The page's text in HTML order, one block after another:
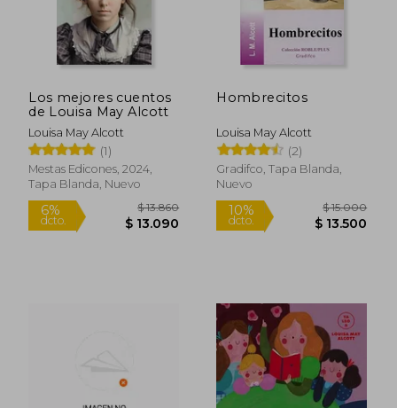
10%
dcto.
$ 10.395
dcto.
Los mejores cuentos
de Louisa May Alcott
Louisa May Alcott
(1)
Mestas Edicones, 2024,
Tapa Blanda, Nuevo
Hombrecitos
Louisa May Alcott
(2)
Gradifco, Tapa Blanda,
Nuevo